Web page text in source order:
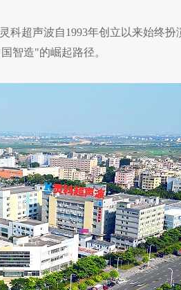
科超声波自1993年创立以来始终
智造"的崛起路径。